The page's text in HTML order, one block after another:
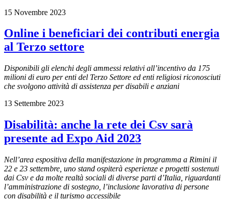
15 Novembre 2023
Online i beneficiari dei contributi energia
al Terzo settore
Disponibili gli elenchi degli ammessi relativi all’incentivo da 175
milioni di euro per enti del Terzo Settore ed enti religiosi riconosciuti
che svolgono attività di assistenza per disabili e anziani
13 Settembre 2023
Disabilità: anche la rete dei Csv sarà
presente ad Expo Aid 2023
Nell’area espositiva della manifestazione in programma a Rimini il
22 e 23 settembre, uno stand ospiterà esperienze e progetti sostenuti
dai Csv e da molte realtà sociali di diverse parti d’Italia, riguardanti
l’amministrazione di sostegno, l’inclusione lavorativa di persone
con disabilità e il turismo accessibile